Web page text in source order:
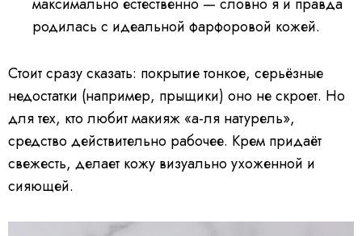
максимально естественно — словно я и правда
родилась с идеальной фарфоровой кожей.
Стоит сразу сказать: покрытие тонкое, серьёзные
недостатки (например, прыщики) оно не скроет. Но
для тех, кто любит макияж «а-ля натурель»,
средство действительно рабочее. Крем придаёт
свежесть, делает кожу визуально ухоженной и
сияющей.